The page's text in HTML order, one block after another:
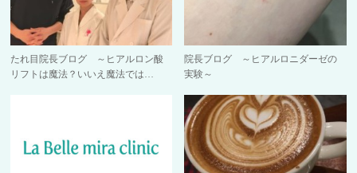
たれ目院長ブログ ～ヒアルロン酸
リフトは魔法？いいえ魔法では…
院長ブログ ～ヒアルロニダーゼの
実験～